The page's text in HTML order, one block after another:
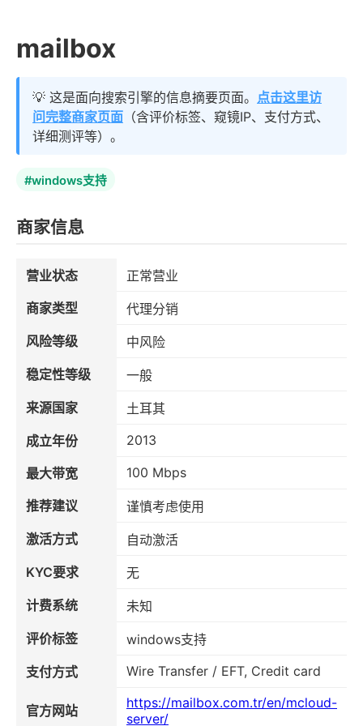
mailbox
💡 这是面向搜索引擎的信息摘要页面。 点击这里访
问完整商家页面 （含评价标签、窥镜IP、支付方式、
详细测评等）。
#windows支持
商家信息
营业状态
正常营业
商家类型
代理分销
风险等级
中风险
稳定性等级
一般
来源国家
土耳其
成立年份
2013
最大带宽 100 Mbps
推荐建议
谨慎考虑使用
激活方式
自动激活
KYC要求
无
计费系统
未知
评价标签
windows支持
支付方式
Wire Transfer / EFT, Credit card
官方网站
https://mailbox.com.tr/en/mcloud-
server/